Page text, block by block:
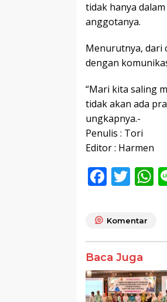
tidak hanya
anggotanya.
Menurutnya, dari
dengan
“Mari kita saling
tidak akan ada
ungkapnya.-
Penulis : Tori
Editor : Harmen
F
e
o
o
k
T
itt
p
p
Komentar
Baca Juga